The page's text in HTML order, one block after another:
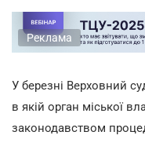
Реклама
У березні Верховний
в якій орган міської
законодавством